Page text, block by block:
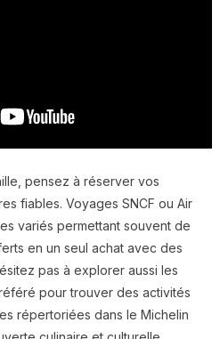
pensez à réserver vos
fiables. Voyages SNCF ou Air
variés permettant souvent de
en un seul achat avec des
pas à explorer aussi les
pour trouver des activités
répertoriées dans le Michelin